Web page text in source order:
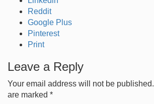
Reddit
Google Plus
Pinterest
Print
Leave a Reply
Your email address will not be published.
are marked *